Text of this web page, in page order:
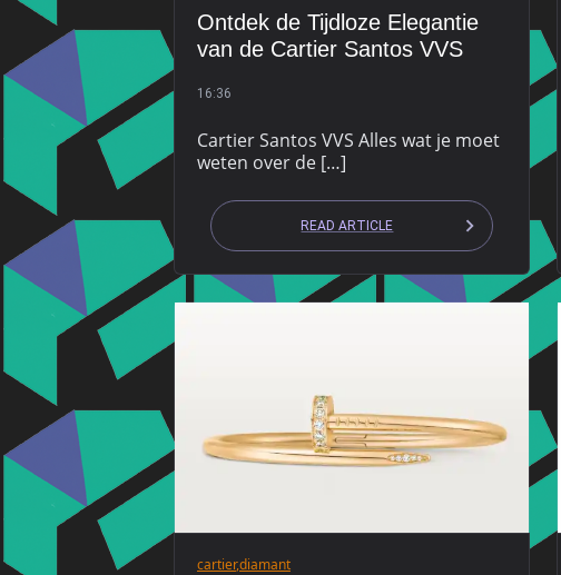
Ontdek de Tijdloze Elegantie
van de Cartier Santos VVS
16:36
Cartier Santos VVS Alles wat je moet
weten over de […]
READ ARTICLE
cartier,diamant